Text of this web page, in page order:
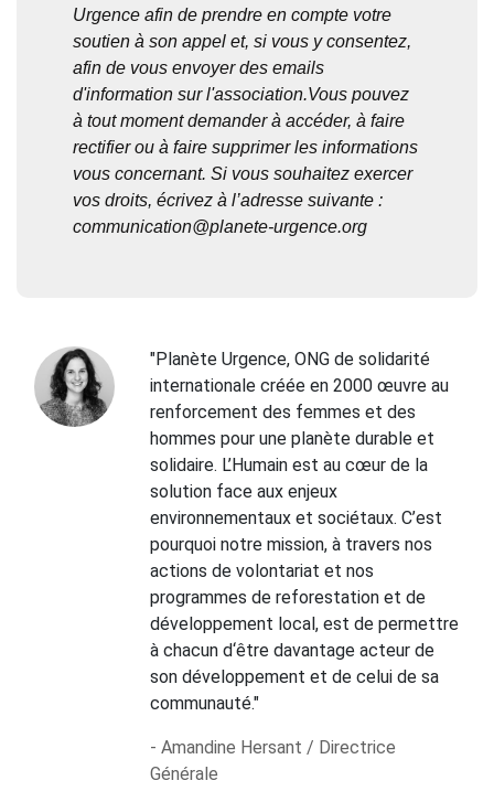
Urgence afin de prendre en compte votre
soutien à son appel et, si vous y consentez,
afin de vous envoyer des emails
d'information sur l'association.Vous pouvez
à tout moment demander à accéder, à faire
rectifier ou à faire supprimer les informations
vous concernant. Si vous souhaitez exercer
vos droits, écrivez à l’adresse suivante :
communication@planete-urgence.org
"Planète Urgence, ONG de solidarité
internationale créée en 2000 œuvre au
renforcement des femmes et des
hommes pour une planète durable et
solidaire. L’Humain est au cœur de la
solution face aux enjeux
environnementaux et sociétaux. C’est
pourquoi notre mission, à travers nos
actions de volontariat et nos
programmes de reforestation et de
développement local, est de permettre
à chacun d‘être davantage acteur de
son développement et de celui de sa
communauté."
- Amandine Hersant / Directrice
Générale